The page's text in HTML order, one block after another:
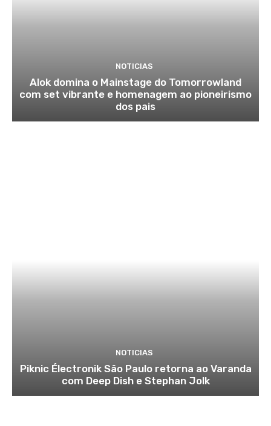
NOTICIAS
Alok domina o Mainstage do Tomorrowland
com set vibrante e homenagem ao pioneirismo
dos pais
NOTICIAS
Piknic Électronik São Paulo retorna ao Varanda
com Deep Dish e Stephan Jolk